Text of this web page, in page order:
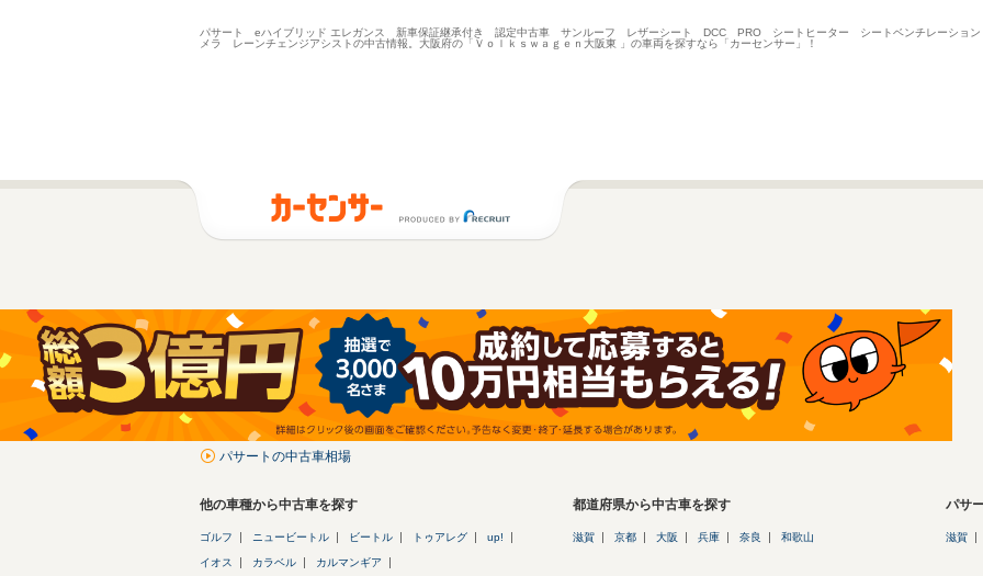
パサート eハイブリッド エレガンス 新車保証継承付き 認定中古車 サンルーフ レザーシート DCC PRO シートヒーター シートベンチレーション
メラ レーンチェンジアシストの中古情報。大阪府の「Ｖｏｌｋｓｗａｇｅｎ大阪東 」の車両を探すなら「カーセンサー」！
パサートの中古車相場
他の車種から中古車を探す
ゴルフ ニュービートル ビートル トゥアレグ up!
イオス カラベル カルマンギア
都道府県から中古車を探す
滋賀 京都 大阪 兵庫 奈良 和歌山
パサ
滋賀